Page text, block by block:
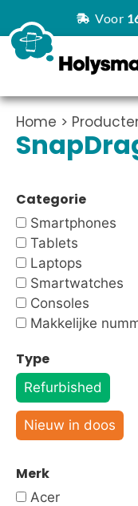
Voor
Home >
Categorie
Smartphones
Tablets
Laptops
Smartwatches
Consoles
Makkelijke
Type
Refurbished
Nieuw in doos
Merk
Acer